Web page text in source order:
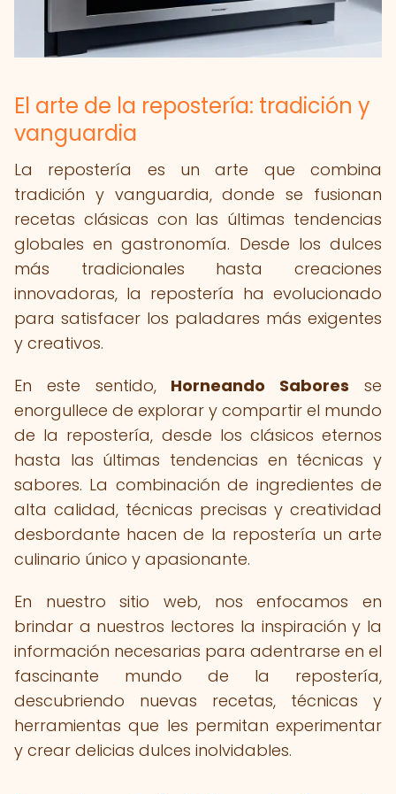
El arte de la repostería: tradición y
vanguardia
La repostería es un arte que combina
tradición y vanguardia, donde se fusionan
recetas clásicas con las últimas tendencias
globales en gastronomía. Desde los dulces
más tradicionales hasta creaciones
innovadoras, la repostería ha evolucionado
para satisfacer los paladares más exigentes
y creativos.
En este sentido, Horneando Sabores se
enorgullece de explorar y compartir el mundo
de la repostería, desde los clásicos eternos
hasta las últimas tendencias en técnicas y
sabores. La combinación de ingredientes de
alta calidad, técnicas precisas y creatividad
desbordante hacen de la repostería un arte
culinario único y apasionante.
En nuestro sitio web, nos enfocamos en
brindar a nuestros lectores la inspiración y la
información necesarias para adentrarse en el
fascinante mundo de la repostería,
descubriendo nuevas recetas, técnicas y
herramientas que les permitan experimentar
y crear delicias dulces inolvidables.